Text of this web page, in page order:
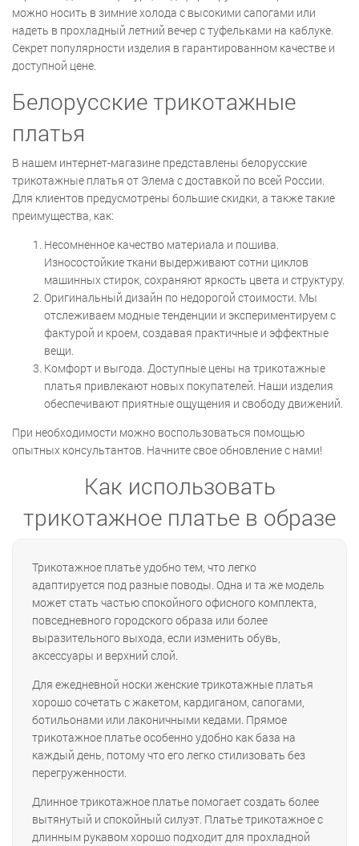
можно носить в зимние холода с высокими сапогами или
надеть в прохладный летний вечер с туфельками на каблуке.
Секрет популярности изделия в гарантированном качестве и
доступной цене.
Белорусские трикотажные
платья
В нашем интернет-магазине представлены белорусские
трикотажные платья от Элема с доставкой по всей России.
Для клиентов предусмотрены большие скидки, а также такие
преимущества, как:
Несомненное качество материала и пошива.
Износостойкие ткани выдерживают сотни циклов
машинных стирок, сохраняют яркость цвета и структуру.
Оригинальный дизайн по недорогой стоимости. Мы
отслеживаем модные тенденции и экспериментируем с
фактурой и кроем, создавая практичные и эффектные
вещи.
Комфорт и выгода. Доступные цены на трикотажные
платья привлекают новых покупателей. Наши изделия
обеспечивают приятные ощущения и свободу движений.
При необходимости можно воспользоваться помощью
опытных консультантов. Начните свое обновление с нами!
Как использовать
трикотажное платье в образе
Трикотажное платье удобно тем, что легко
адаптируется под разные поводы. Одна и та же модель
может стать частью спокойного офисного комплекта,
повседневного городского образа или более
выразительного выхода, если изменить обувь,
аксессуары и верхний слой.
Для ежедневной носки женские трикотажные платья
хорошо сочетать с жакетом, кардиганом, сапогами,
ботильонами или лаконичными кедами. Прямое
трикотажное платье особенно удобно как база на
каждый день, потому что его легко стилизовать без
перегруженности.
Длинное трикотажное платье помогает создать более
вытянутый и спокойный силуэт. Платье трикотажное с
длинным рукавом хорошо подходит для прохладной